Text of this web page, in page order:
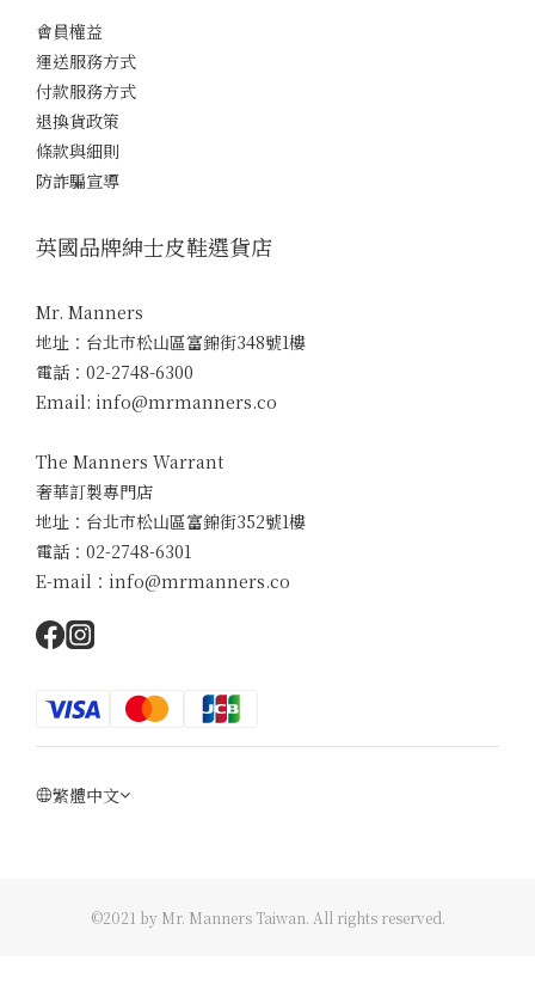
會員權益
運送服務方式
付款服務方式
退換貨政策
條款與細則
防詐騙宣導
英國品牌紳士皮鞋選貨店
Mr. Manners
地址：台北市松山區富錦街348號1樓
電話：02-2748-6300
Email: info@mrmanners.co
The Manners Warrant
奢華訂製專門店
地址：台北市松山區富錦街352號1樓
電話：02-2748-6301
E-mail：info@mrmanners.co
繁體中文
©2021 by Mr. Manners Taiwan. All rights reserved.